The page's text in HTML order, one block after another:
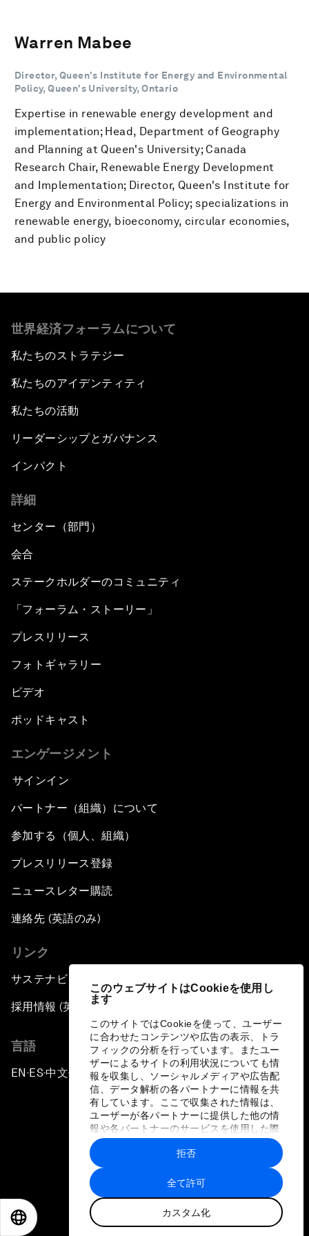
このウェブサイトはCookieを使用し
ます
このサイトではCookieを使って、ユーザー
に合わせたコンテンツや広告の表示、トラ
フィックの分析を行っています。またユー
ザーによるサイトの利用状況についても情
報を収集し、ソーシャルメディアや広告配
信、データ解析の各パートナーに情報を共
有しています。ここで収集された情報は、
ユーザーが各パートナーに提供した他の情
報や各パートナーのサービスを使用した際
に収集された情報と組み合わされ、各パー
トナーによって使用されることがありま
す。
全て許可
カスタム化
拒否
Warren Mabee
Director, Queen's Institute for Energy and Environmental
Policy, Queen's University, Ontario
Expertise in renewable energy development and
implementation; Head, Department of Geography
and Planning at Queen's University; Canada
Research Chair, Renewable Energy Development
and Implementation; Director, Queen's Institute for
Energy and Environmental Policy; specializations in
renewable energy, bioeconomy, circular economies,
and public policy
世界経済フォーラムについて
私たちのストラテジー
私たちのアイデンティティ
私たちの活動
リーダーシップとガバナンス
インパクト
詳細
センター（部門）
会合
ステークホルダーのコミュニティ
「フォーラム・ストーリー」
プレスリリース
フォトギャラリー
ビデオ
ポッドキャスト
エンゲージメント
サインイン
パートナー（組織）について
参加する（個人、組織）
プレスリリース登録
ニュースレター購読
連絡先 (英語のみ)
リンク
サステナビリティへの取り組み
採用情報 (英語のみ)
言語
EN ▪ES▪中文▪ 日本語
プライバシーポリシーと利用規約
サイトマップ
©
世界経済フォーラム